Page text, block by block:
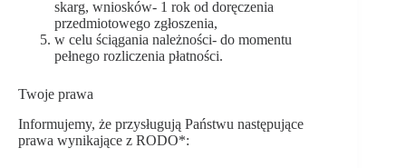
skarg, wniosków- 1 rok od doręczenia
przedmiotowego zgłoszenia,
w celu ściągania należności- do momentu
pełnego rozliczenia płatności.
Twoje prawa
Informujemy, że przysługują Państwu następujące
prawa wynikające z RODO*: